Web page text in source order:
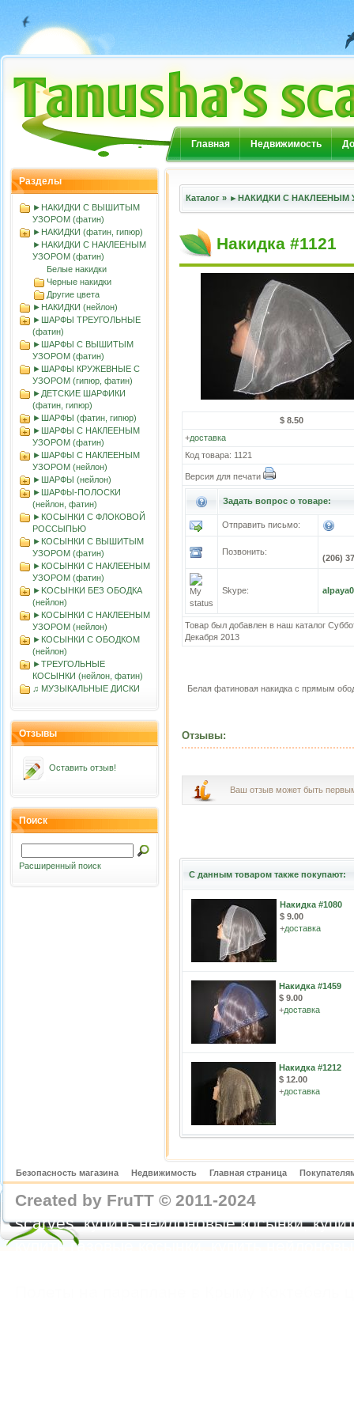
Главная Недвижимость
Разделы
►НАКИДКИ С ВЫШИТЫМ
УЗОРОМ (фатин)
►НАКИДКИ (фатин, гипюр)
►НАКИДКИ С НАКЛЕЕНЫМ
УЗОРОМ (фатин)
Белые накидки
Черные накидки
Другие цвета
►НАКИДКИ (нейлон)
►ШАРФЫ ТРЕУГОЛЬНЫЕ
(фатин)
►ШАРФЫ С ВЫШИТЫМ
УЗОРОМ (фатин)
►ШАРФЫ КРУЖЕВНЫЕ С
УЗОРОМ (гипюр, фатин)
►ДЕТСКИЕ ШАРФИКИ
(фатин, гипюр)
►ШАРФЫ (фатин, гипюр)
►ШАРФЫ С НАКЛЕЕНЫМ
УЗОРОМ (фатин)
►ШАРФЫ С НАКЛЕЕНЫМ
УЗОРОМ (нейлон)
►ШАРФЫ (нейлон)
►ШАРФЫ-ПОЛОСКИ
(нейлон, фатин)
►КОСЫНКИ С ФЛОКОВОЙ
РОССЫПЬЮ
►КОСЫНКИ С ВЫШИТЫМ
УЗОРОМ (фатин)
►КОСЫНКИ С НАКЛЕЕНЫМ
УЗОРОМ (фатин)
►KOСЫНКИ БЕЗ ОБОДКА
(нейлон)
►КОСЫНКИ С НАКЛЕЕНЫМ
УЗОРОМ (нейлон)
►КОСЫНКИ С ОБОДКОМ
(нейлон)
►ТРЕУГОЛЬНЫЕ
КОСЫНКИ (нейлон, фатин)
♫ МУЗЫКАЛЬНЫЕ ДИСКИ
Отзывы
Оставить отзыв!
Поиск
Расширенный поиск
Каталог » ►НАКИДКИ С НАКЛЕЕНЫМ
Накидка #1121
$ 8.50
+доставка
Код товара: 1121
Версия для печати
Задать вопрос о товаре:
Отправить письмо:
Позвонить:
(206)
Skype:
Товар был добавлен в наш каталог
Декабря 2013
Белая фатиновая накидка с прямым
Отзывы:
Ваш отзыв может быть
С данным товаром также покупают:
Накидка #1080
$ 9.00
+доставка
Накидка #1459
$ 9.00
+доставка
Накидка #1212
$ 12.00
+доставка
Безопасность магазина Недвижимость Главная страница
Created by FruTT © 2011-2024
scarves, купить нейлоновые косынки,
купить газовые косынки, купить